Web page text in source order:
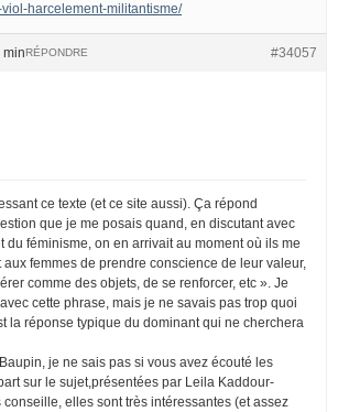
harcelement-militantisme/
min #34057
RÉPONDRE
ce texte (et ce site aussi). Ça répond
que je me posais quand, en discutant avec
du féminisme, on en arrivait au moment où ils me
aux femmes de prendre conscience de leur valeur,
comme des objets, de se renforcer, etc ». Je
cette phrase, mais je ne savais pas trop quoi
la réponse typique du dominant qui ne cherchera
je ne sais pas si vous avez écouté les
sur le sujet,présentées par Leila Kaddour-
elles sont très intéressantes (et assez